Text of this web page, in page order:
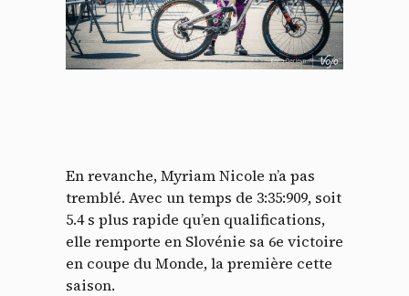
En revanche, Myriam Nicole n’a pas
tremblé. Avec un temps de 3:35:909, soit
5.4 s plus rapide qu’en qualifications,
elle remporte en Slovénie sa 6e victoire
en coupe du Monde, la première cette
saison.